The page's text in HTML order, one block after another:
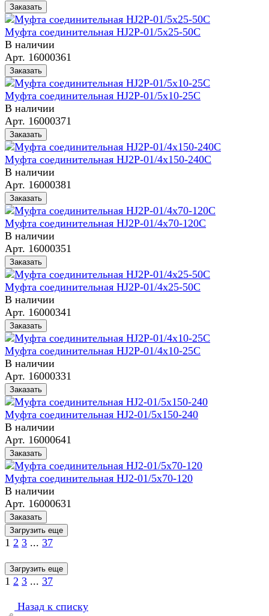
Заказать
Муфта соединительная HJ2P-01/5x25-50C
В наличии
Арт. 16000361
Заказать
Муфта соединительная HJ2P-01/5x10-25С
В наличии
Арт. 16000371
Заказать
Муфта соединительная HJ2P-01/4x150-240C
В наличии
Арт. 16000381
Заказать
Муфта соединительная HJ2P-01/4x70-120C
В наличии
Арт. 16000351
Заказать
Муфта соединительная HJ2P-01/4x25-50C
В наличии
Арт. 16000341
Заказать
Муфта соединительная HJ2P-01/4x10-25C
В наличии
Арт. 16000331
Заказать
Муфта соединительная HJ2-01/5x150-240
В наличии
Арт. 16000641
Заказать
Муфта соединительная HJ2-01/5x70-120
В наличии
Арт. 16000631
Заказать
Загрузить еще
1 2 3 ... 37
Загрузить еще
1 2 3 ... 37
Назад к списку